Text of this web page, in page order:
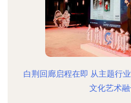
白荆回廊启程在即 从主题行
文化艺术